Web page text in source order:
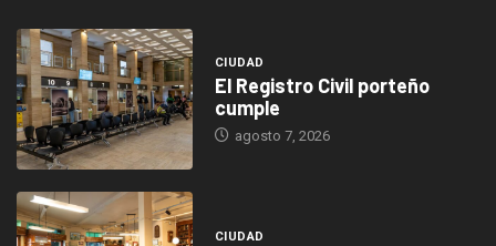
CIUDAD
El Registro Civil porteño
cumple
agosto 7, 2026
CIUDAD